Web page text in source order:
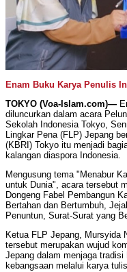
Enam Buku Karya Penulis
TOKYO (Voa-Islam.com)—
diluncurkan dalam acara
Sekolah Indonesia Tokyo,
Lingkar Pena (FLP) Jepang
(KBRI) Tokyo itu menjadi
kalangan diaspora Indonesia.
Mengusung tema "Menabur
untuk Dunia", acara tersebut
Dongeng Fabel Pembangun
Bertahan dan Bertumbuh,
Penuntun, Surat-Surat yang
Ketua FLP Jepang, Mursyida
tersebut merupakan wujud
Jepang dalam menjaga
kebangsaan melalui karya